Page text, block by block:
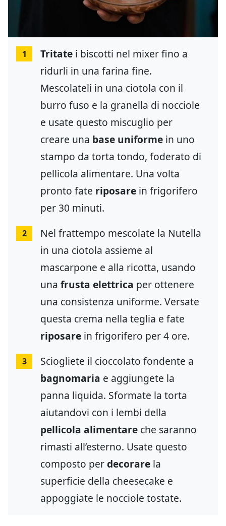
1 Tritate i biscotti nel mixer fino a
ridurli in una farina fine.
Mescolateli in una ciotola con il
burro fuso e la granella di nocciole
e usate questo miscuglio per
creare una base uniforme in uno
stampo da torta tondo, foderato di
pellicola alimentare. Una volta
pronto fate riposare in frigorifero
per 30 minuti.
2
Nel frattempo mescolate la Nutella
in una ciotola assieme al
mascarpone e alla ricotta, usando
una frusta elettrica per ottenere
una consistenza uniforme. Versate
questa crema nella teglia e fate
riposare in frigorifero per 4 ore.
3
Sciogliete il cioccolato fondente a
bagnomaria e aggiungete la
panna liquida. Sformate la torta
aiutandovi con i lembi della
pellicola alimentare che saranno
rimasti all’esterno. Usate questo
composto perdecorare la
superficie della cheesecake e
appoggiate le nocciole tostate.